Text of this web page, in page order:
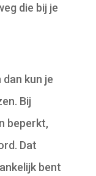
die bij je
kun je
Bij
beperkt,
Dat
bent